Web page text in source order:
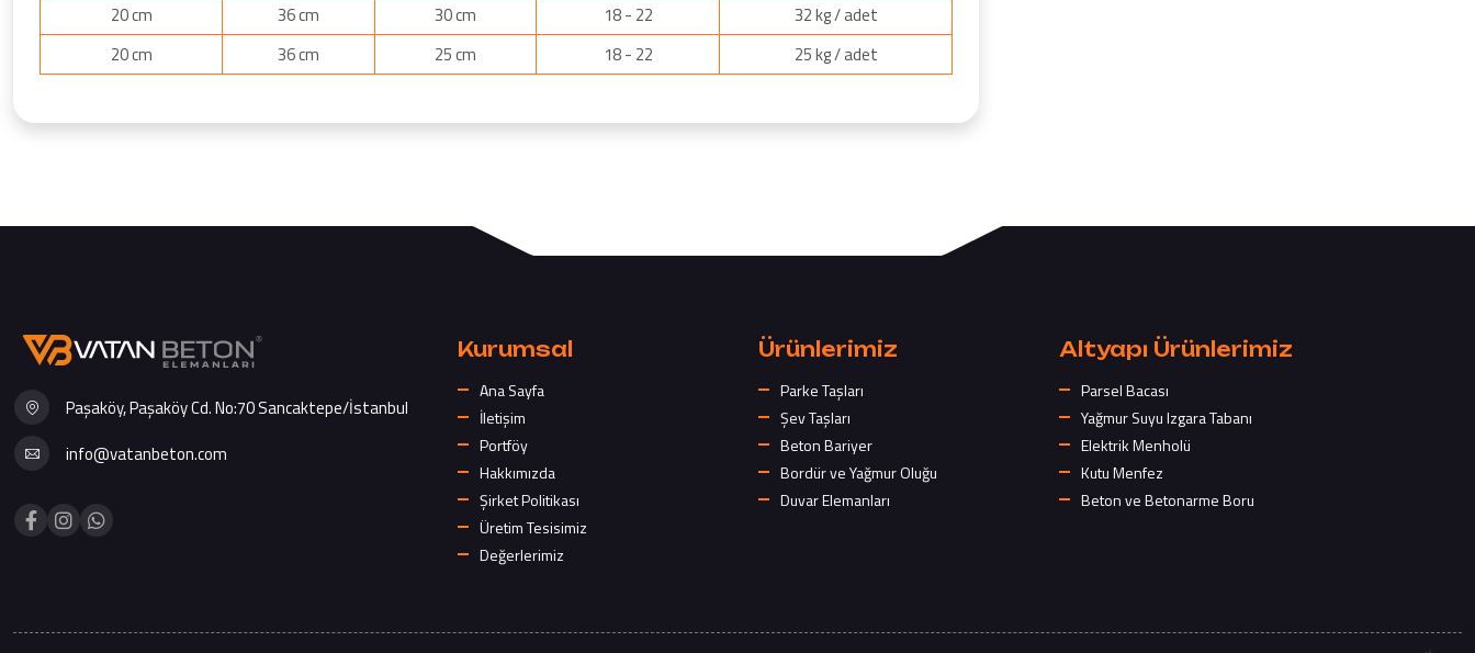
20 cm
36 cm 30 cm 18 - 22
32 kg / adet
20 cm
36 cm 25 cm 18 - 22 25 kg / adet
Paşaköy, Paşaköy Cd. No:70 Sancaktepe/İstanbul
info@vatanbeton.com
Kurumsal
Ana Sayfa
İletişim
Portföy
Hakkımızda
Şirket Politikası
Üretim Tesisimiz
Değerlerimiz
Ürünlerimiz
Parke Taşları
Şev Taşları
Beton Bariyer
Bordür ve Yağmur Oluğu
Duvar Elemanları
Altyapı Ürünlerimiz
Parsel Bacası
Yağmur Suyu Izgara Tabanı
Elektrik Menholü
Kutu Menfez
Beton ve Betonarme Boru